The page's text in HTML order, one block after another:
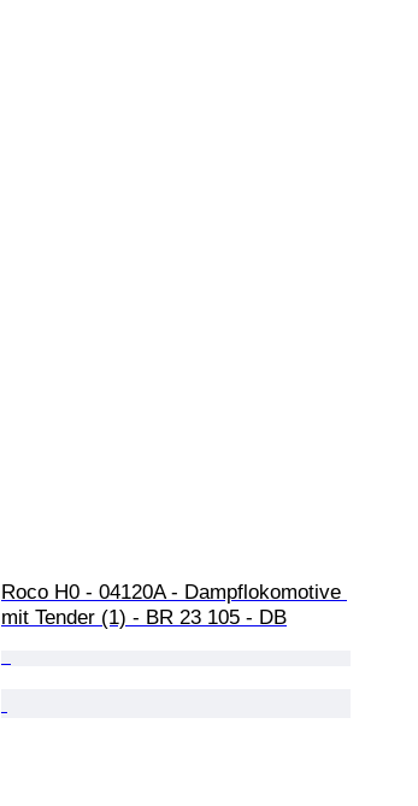
Roco H0 - 04120A - Dampflokomotive
mit Tender (1) - BR 23 105 - DB